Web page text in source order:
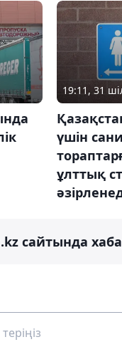
19:11, 31
үшін
ұлттық
сайтында